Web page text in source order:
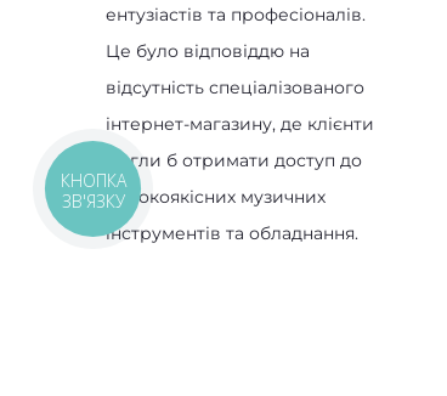
ентузіастів та професіоналів.
Це було відповіддю на
відсутність спеціалізованого
інтернет-магазину, де клієнти
могли б отримати доступ до
високоякісних музичних
інструментів та обладнання.
КНОПКА
ЗВ'ЯЗКУ